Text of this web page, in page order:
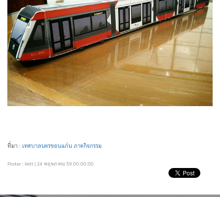
ที่มา : เทศบาลนครขอนแก่น ภาคกิจกรรม
Poster : kktt | 24 พฤษภาคม 59 00:00:00